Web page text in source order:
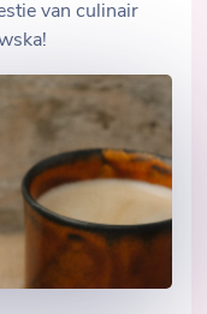
van culinair